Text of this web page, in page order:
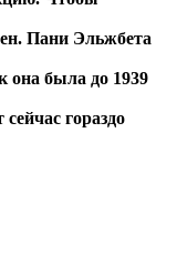
Пани Эльжбета
она была до 1939
гораздо